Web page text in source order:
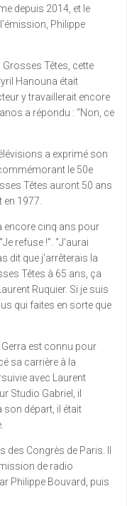
depuis 2014, et le
Philippe
Têtes, cette
Hanouna était
y travaillerait encore
a répondu : “Non, ce
a exprimé son
le 50e
Têtes auront 50 ans
1977.
encore cinq ans pour
refuse !”. “J’aurai
dit que j’arrêterais la
Têtes à 65 ans, ça
Ruquier. Si je suis
qui faites en sorte que
Gerra est connu pour
sa carrière à la
avec Laurent
Studio Gabriel, il
son départ, il était
des Congrès de Paris. Il
de radio
Philippe Bouvard, puis